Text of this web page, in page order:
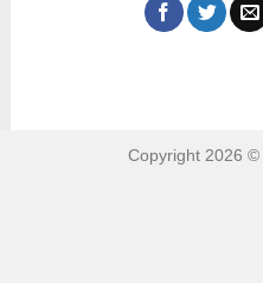
Copyright 2026 ©